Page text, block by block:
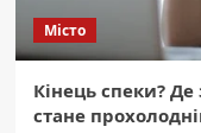
Місто
Кінець спеки?
стане